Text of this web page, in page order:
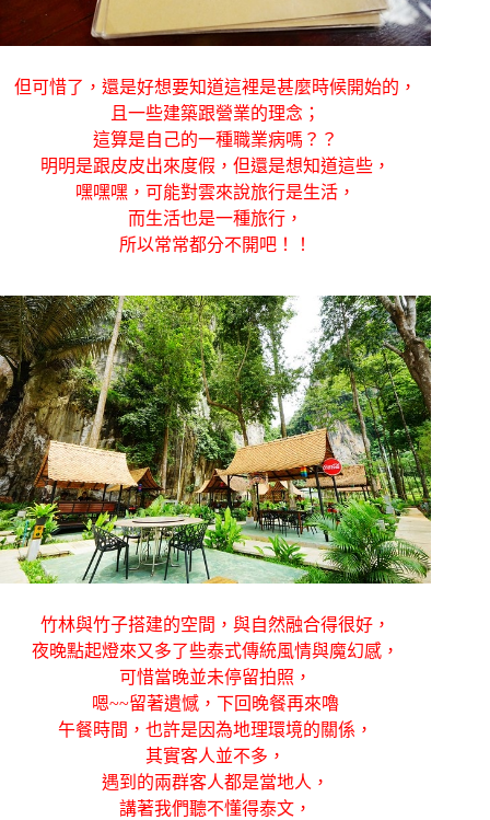
但可惜了，還是好想要知道這裡是甚麼時候開始的，
且一些建築跟營業的理念；
這算是自己的一種職業病嗎？？
明明是跟皮皮出來度假，但還是想知道這些，
嘿嘿嘿，可能對雲來說旅行是生活，
而生活也是一種旅行，
所以常常都分不開吧！！
竹林與竹子搭建的空間，與自然融合得很好，
夜晚點起燈來又多了些泰式傳統風情與魔幻感，
可惜當晚並未停留拍照，
嗯~~留著遺憾，下回晚餐再來嚕
午餐時間，也許是因為地理環境的關係，
其實客人並不多，
遇到的兩群客人都是當地人，
講著我們聽不懂得泰文，